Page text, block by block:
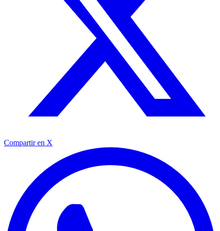
Compartir en X